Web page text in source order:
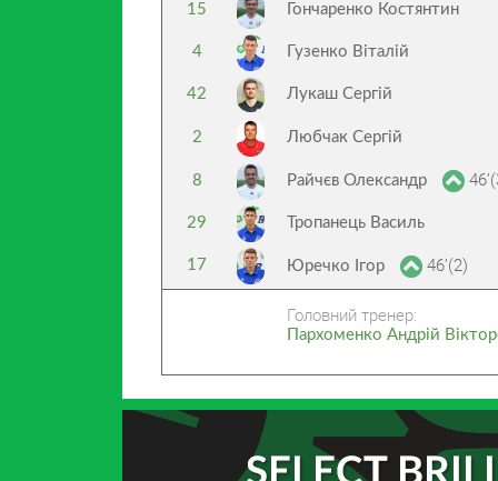
15 Гончаренко Костянтин
4 Гузенко Віталій
42 Лукаш Сергій
2 Любчак Сергій
8 Райчєв Олександр
29 Тропанець Василь
17 Юречко Ігор 46’(2)
Головний тренер:
Пархоменко Андрій